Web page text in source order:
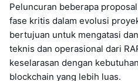
Peluncuran beberapa
fase kritis dalam evolusi
bertujuan untuk mengatasi
teknis dan operasional dari
keselarasan dengan
blockchain yang lebih luas.